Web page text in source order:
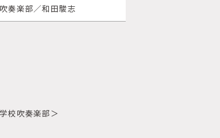
奏楽部／和田駿志
校吹奏楽部＞